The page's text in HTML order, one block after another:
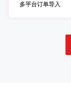
多平台订单导入